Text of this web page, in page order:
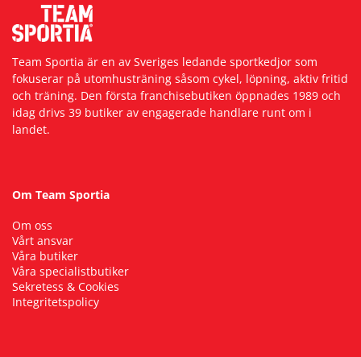
Team Sportia är en av Sveriges ledande sportkedjor som
fokuserar på utomhusträning såsom cykel, löpning, aktiv fritid
och träning. Den första franchisebutiken öppnades 1989 och
idag drivs 39 butiker av engagerade handlare runt om i
landet.
Om Team Sportia
Om oss
Vårt ansvar
Våra butiker
Våra specialistbutiker
Sekretess & Cookies
Integritetspolicy